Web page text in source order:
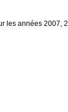
les années 2007,